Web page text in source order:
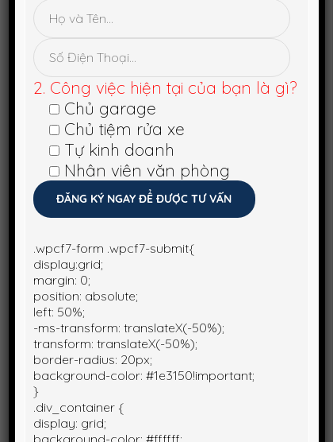
2. Công việc hiện tại của bạn là gì?
Chủ garage
Chủ tiệm rửa xe
Tự kinh doanh
Nhân viên văn phòng
.wpcf7-form .wpcf7-submit{
display:grid;
margin: 0;
position: absolute;
left: 50%;
-ms-transform: translateX(-50%);
transform: translateX(-50%);
border-radius: 20px;
background-color: #1e3150!important;
}
.div_container {
display: grid;
background-color: #ffffff;